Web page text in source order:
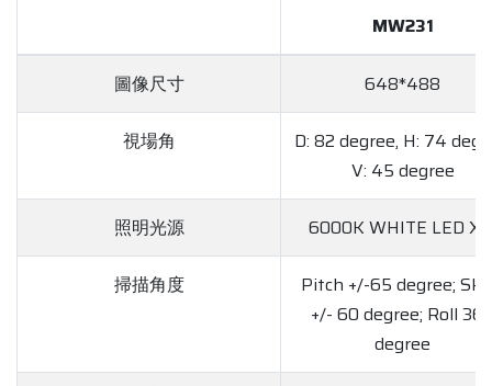
MW231
圖像尺寸 648*488
視場角
D: 82 degree, H: 74
V: 45 degree
照明光源 6000K WHITE LED X
掃描角度
Pitch +/-65 degree;
+/- 60 degree; Roll
degree